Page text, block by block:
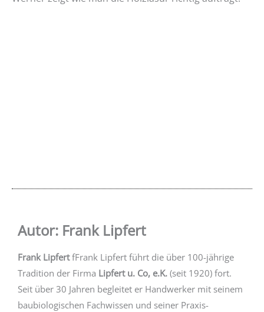
Autor: Frank Lipfert
Frank LipfertfFrank Lipfert führt die über 100-jährige
Tradition der Firma Lipfert u. Co, e.K. (seit 1920) fort.
Seit über 30 Jahren begleitet er Handwerker mit seinem
baubiologischen Fachwissen und seiner Praxis-